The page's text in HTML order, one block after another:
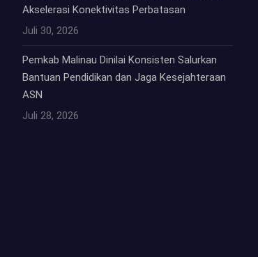
Akselerasi Konektivitas Perbatasan
Juli 30, 2026
Pemkab Malinau Dinilai Konsisten Salurkan
Bantuan Pendidikan dan Jaga Kesejahteraan
ASN
Juli 28, 2026